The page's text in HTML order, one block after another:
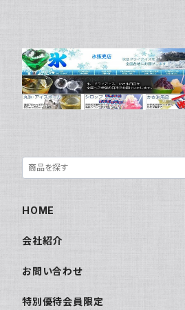
HOME
会社紹介
お問い合わせ
特別優待会員限定